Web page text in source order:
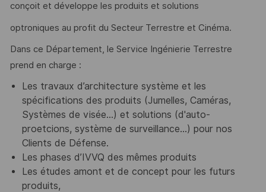
conçoit et développe les produits et solutions
optroniques au profit du Secteur Terrestre et Cinéma.
Dans ce Département, le Service Ingénierie Terrestre
prend en charge :
Les travaux d’architecture système et les
spécifications des produits (Jumelles, Caméras,
Systèmes de visée...) et solutions (d'auto-
proetcions, système de surveillance...) pour nos
Clients de Défense.
Les phases d’IVVQ des mêmes produits
Les études amont et de concept pour les futurs
produits,